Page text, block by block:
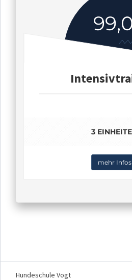
3
mehr Infos
Hundeschule Vogt